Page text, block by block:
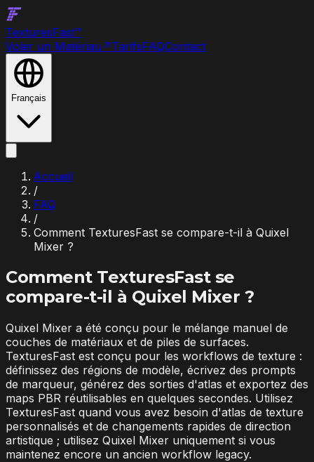
TexturesFast™
Voler un Matériau ↗ TarifsFAQContact
Français
Accueil
/
FAQ
/
Comment TexturesFast se compare-t-il à Quixel
Mixer ?
Comment TexturesFast se
compare-t-il à Quixel Mixer ?
Quixel Mixer a été conçu pour le mélange manuel de
couches de matériaux et de piles de surfaces.
TexturesFast est conçu pour les workflows de texture :
définissez des régions de modèle, écrivez des prompts
de marqueur, générez des sorties d'atlas et exportez des
maps PBR réutilisables en quelques secondes. Utilisez
TexturesFast quand vous avez besoin d'atlas de texture
personnalisés et de changements rapides de direction
artistique ; utilisez Quixel Mixer uniquement si vous
maintenez encore un ancien workflow legacy.